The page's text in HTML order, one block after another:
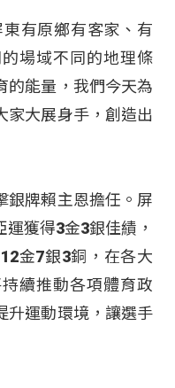
有原鄉有客家、有
場域不同的地理條
的能量，我們今天為
家大展身手，創造出
銀牌賴主恩擔任。屏
獲得3金3銀佳績，
金7銀3銅，在各大
續推動各項體育政
升運動環境，讓選手